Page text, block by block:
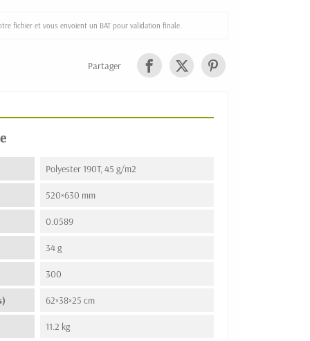
fichier et vous envoient un BAT pour validation finale.
Partager
Polyester 190T, 45 g/m2
520×630 mm
0.0589
34 g
300
62×38×25 cm
11.2 kg